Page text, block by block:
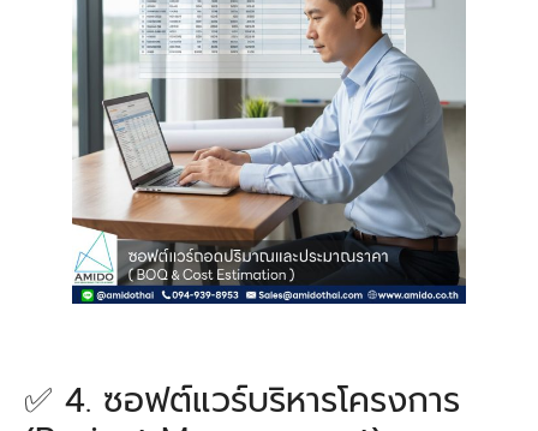
✅ 4. ซอฟต์แวร์บริหารโครงการ